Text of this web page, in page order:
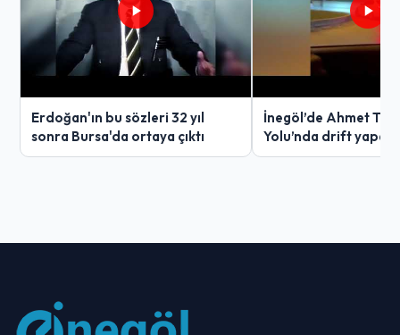
Erdoğan'ın bu sözleri 32 yıl
sonra Bursa'da ortaya çıktı
İnegöl’de Ahmet
Yolu’nda drift yapan
ağır ceza